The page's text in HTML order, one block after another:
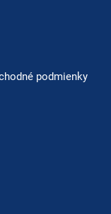
podmienky